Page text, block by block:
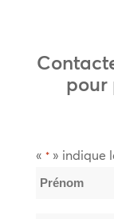
pour
« *» indique
Nom